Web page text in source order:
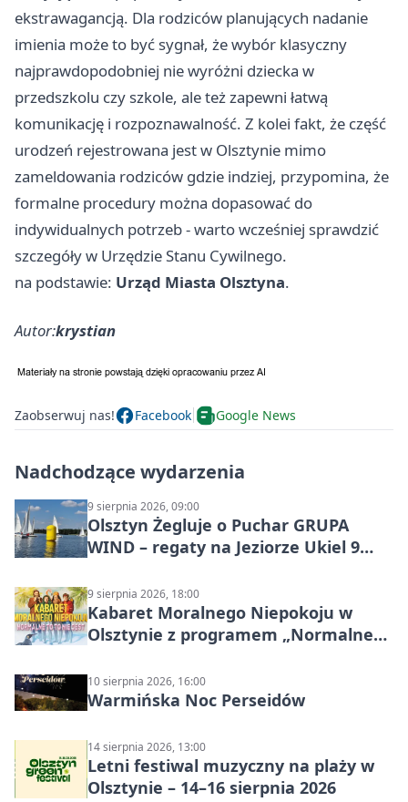
ekstrawagancją. Dla rodziców planujących nadanie
imienia może to być sygnał, że wybór klasyczny
najprawdopodobniej nie wyróżni dziecka w
przedszkolu czy szkole, ale też zapewni łatwą
komunikację i rozpoznawalność. Z kolei fakt, że część
urodzeń rejestrowana jest w Olsztynie mimo
zameldowania rodziców gdzie indziej, przypomina, że
formalne procedury można dopasować do
indywidualnych potrzeb - warto wcześniej sprawdzić
szczegóły w Urzędzie Stanu Cywilnego.
na podstawie: Urząd Miasta Olsztyna.
Autor:krystian
Zaobserwuj nas! Facebook Google News
Nadchodzące wydarzenia
9 sierpnia 2026, 09:00
Olsztyn Żegluje o Puchar GRUPA
WIND – regaty na Jeziorze Ukiel 9
9 sierpnia 2026, 18:00
Kabaret Moralnego Niepokoju w
Olsztynie z programem „Normalne
10 sierpnia 2026, 16:00
Warmińska Noc Perseidów
14 sierpnia 2026, 13:00
Letni festiwal muzyczny na plaży w
Olsztynie – 14–16 sierpnia 2026